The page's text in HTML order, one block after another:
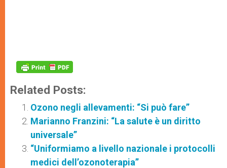
Related Posts:
Ozono negli allevamenti: “Si può fare”
Marianno Franzini: “La salute è un diritto
universale”
“Uniformiamo a livello nazionale i protocolli
medici dell’ozonoterapia”